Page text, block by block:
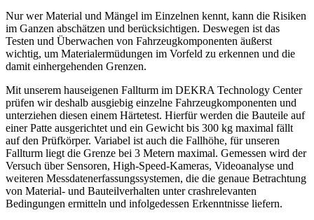
Nur wer Material und Mängel im Einzelnen kennt, kann die Risiken
im Ganzen abschätzen und berücksichtigen. Deswegen ist das
Testen und Überwachen von Fahrzeugkomponenten äußerst
wichtig, um Materialermüdungen im Vorfeld zu erkennen und die
damit einhergehenden Grenzen.
Mit unserem hauseigenen Fallturm im DEKRA Technology Center
prüfen wir deshalb ausgiebig einzelne Fahrzeugkomponenten und
unterziehen diesen einem Härtetest. Hierfür werden die Bauteile auf
einer Patte ausgerichtet und ein Gewicht bis 300 kg maximal fällt
auf den Prüfkörper. Variabel ist auch die Fallhöhe, für unseren
Fallturm liegt die Grenze bei 3 Metern maximal. Gemessen wird der
Versuch über Sensoren, High-Speed-Kameras, Videoanalyse und
weiteren Messdatenerfassungssystemen, die die genaue Betrachtung
von Material- und Bauteilverhalten unter crashrelevanten
Bedingungen ermitteln und infolgedessen Erkenntnisse liefern.